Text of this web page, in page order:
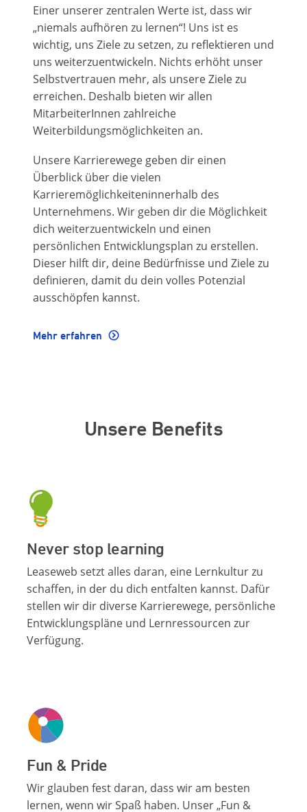
Einer unserer zentralen Werte ist, dass wir
„niemals aufhören zu lernen“! Uns ist es
wichtig, uns Ziele zu setzen, zu reflektieren und
uns weiterzuentwickeln. Nichts erhöht unser
Selbstvertrauen mehr, als unsere Ziele zu
erreichen. Deshalb bieten wir allen
MitarbeiterInnen zahlreiche
Weiterbildungsmöglichkeiten an.
Unsere Karrierewege geben dir einen
Überblick über die vielen
Karrieremöglichkeiteninnerhalb des
Unternehmens. Wir geben dir die Möglichkeit
dich weiterzuentwickeln und einen
persönlichen Entwicklungsplan zu erstellen.
Dieser hilft dir, deine Bedürfnisse und Ziele zu
definieren, damit du dein volles Potenzial
ausschöpfen kannst.
Mehr erfahren
Unsere Benefits
Never stop learning
Leaseweb setzt alles daran, eine Lernkultur zu
schaffen, in der du dich entfalten kannst. Dafür
stellen wir dir diverse Karrierewege, persönliche
Entwicklungspläne und Lernressourcen zur
Verfügung.
Fun & Pride
Wir glauben fest daran, dass wir am besten
lernen, wenn wir Spaß haben. Unser „Fun &